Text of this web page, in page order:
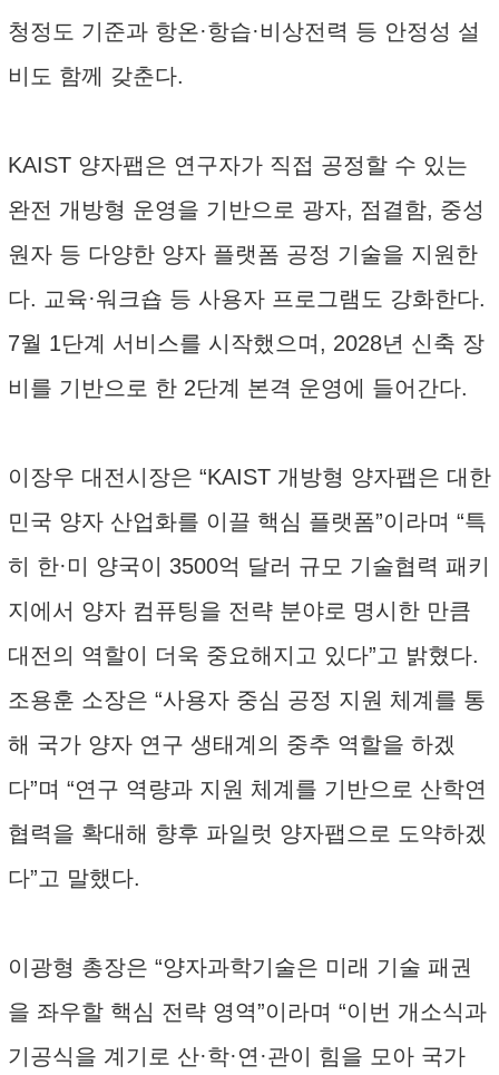
청정도 기준과 항온·항습·비상전력 등 안정성 설
비도 함께 갖춘다.
KAIST 양자팹은 연구자가 직접 공정할 수 있는
완전 개방형 운영을 기반으로 광자, 점결함, 중성
원자 등 다양한 양자 플랫폼 공정 기술을 지원한
다. 교육·워크숍 등 사용자 프로그램도 강화한다.
7월 1단계 서비스를 시작했으며, 2028년 신축 장
비를 기반으로 한 2단계 본격 운영에 들어간다.
이장우 대전시장은 “KAIST 개방형 양자팹은 대한
민국 양자 산업화를 이끌 핵심 플랫폼”이라며 “특
히 한·미 양국이 3500억 달러 규모 기술협력 패키
지에서 양자 컴퓨팅을 전략 분야로 명시한 만큼
대전의 역할이 더욱 중요해지고 있다”고 밝혔다.
조용훈 소장은 “사용자 중심 공정 지원 체계를 통
해 국가 양자 연구 생태계의 중추 역할을 하겠
다”며 “연구 역량과 지원 체계를 기반으로 산학연
협력을 확대해 향후 파일럿 양자팹으로 도약하겠
다”고 말했다.
이광형 총장은 “양자과학기술은 미래 기술 패권
을 좌우할 핵심 전략 영역”이라며 “이번 개소식과
기공식을 계기로 산·학·연·관이 힘을 모아 국가